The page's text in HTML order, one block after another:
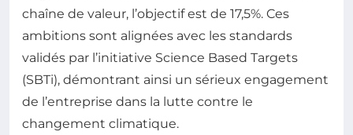
chaîne de valeur, l’objectif est de 17,5%. Ces
ambitions sont alignées avec les standards
validés par l’initiative Science Based Targets
(SBTi), démontrant ainsi un sérieux engagement
de l’entreprise dans la lutte contre le
changement climatique.